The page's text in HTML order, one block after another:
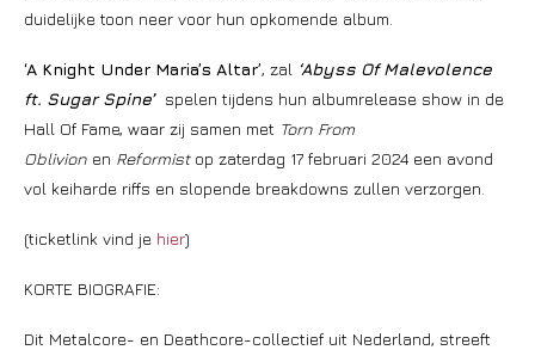
duidelijke toon neer voor hun opkomende album.
‘A Knight Under Maria’s Altar’, zal ‘Abyss Of Malevolence
ft. Sugar Spine’ spelen tijdens hun albumrelease show in de
Hall Of Fame, waar zij samen met Torn From
Oblivion en Reformistop zaterdag 17 februari 2024 een avond
vol keiharde riffs en slopende breakdowns zullen verzorgen.
(ticketlink vind je hier)
KORTE BIOGRAFIE:
Dit Metalcore- en Deathcore-collectief uit Nederland, streeft